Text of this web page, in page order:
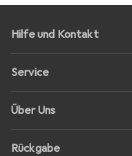
Hilfe und Kontakt
Service
Über Uns
Rückgabe